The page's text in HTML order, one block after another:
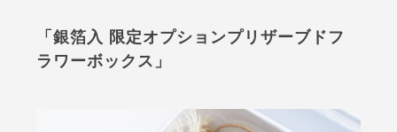
「銀箔入 限定オプションプリザーブドフ
ラワーボックス」